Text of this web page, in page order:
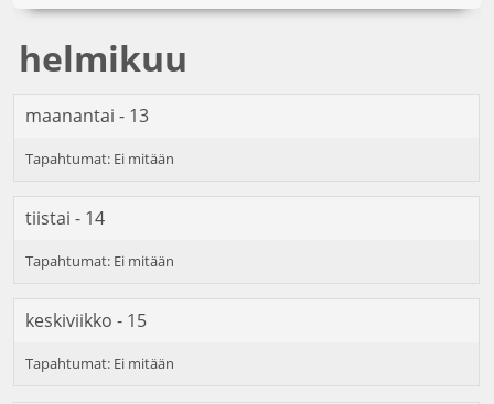
helmikuu
maanantai - 13
tiistai - 14
keskiviikko - 15